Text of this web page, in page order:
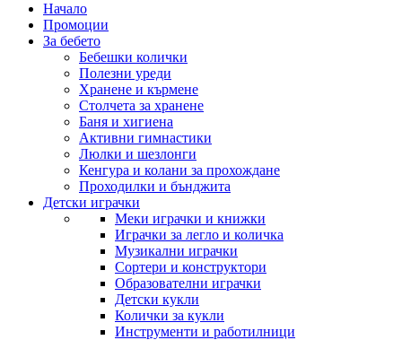
Начало
Промоции
За бебето
Бебешки колички
Полезни уреди
Хранене и кърмене
Столчета за хранене
Баня и хигиена
Активни гимнастики
Люлки и шезлонги
Кенгура и колани за прохождане
Проходилки и бънджита
Детски играчки
Меки играчки и книжки
Играчки за легло и количка
Музикални играчки
Сортери и конструктори
Образователни играчки
Детски кукли
Колички за кукли
Инструменти и работилници